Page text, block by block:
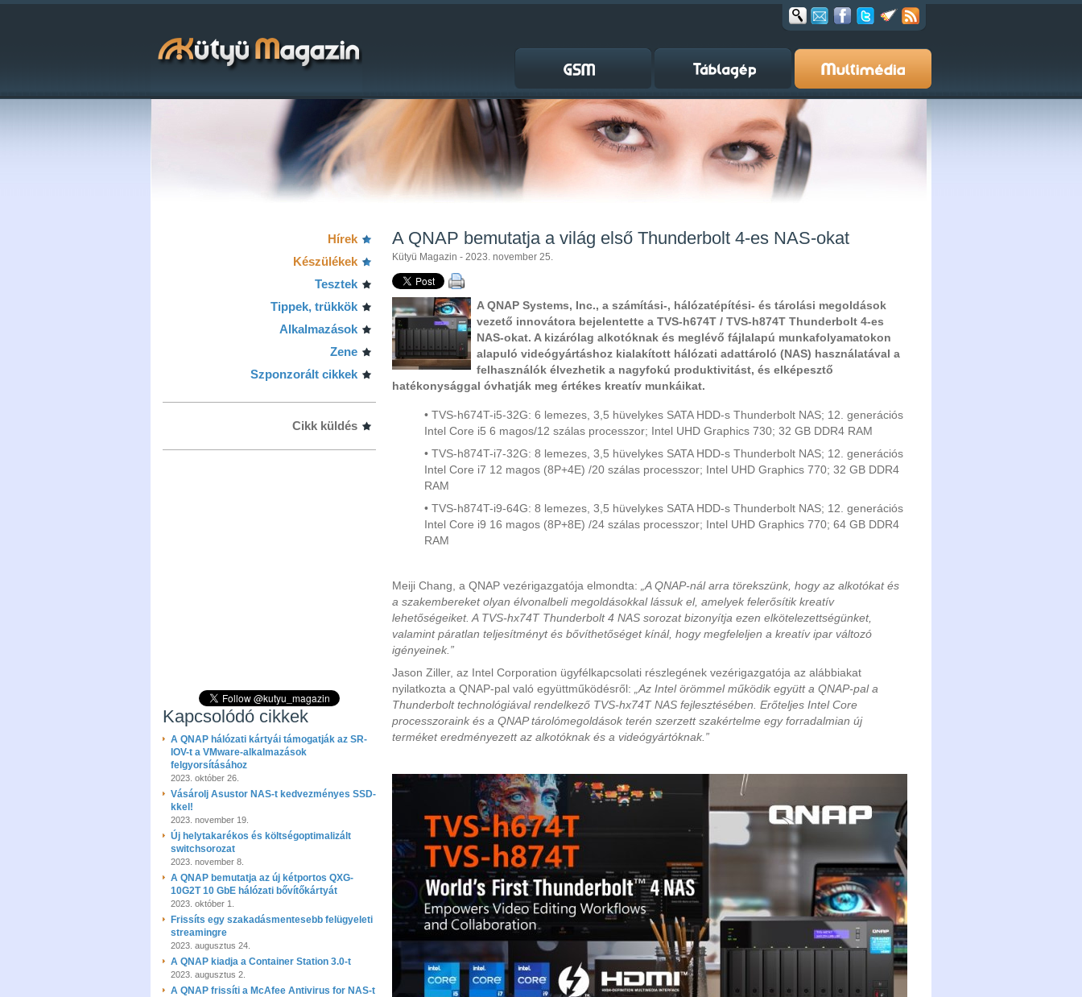
Hírek
Készülékek
Tesztek
Tippek, trükkök
Alkalmazások
Zene
Szponzorált cikkek
Cikk küldés
Kapcsolódó cikkek
A QNAP hálózati kártyái támogatják az SR-
IOV-t a VMware-alkalmazások
felgyorsításához
2023. október 26.
Vásárolj Asustor NAS-t kedvezményes SSD-
kkel!
2023. november 19.
Új helytakarékos és költségoptimalizált
switchsorozat
2023. november 8.
A QNAP bemutatja az új kétportos QXG-
10G2T 10 GbE hálózati bővítőkártyát
2023. október 1.
Frissíts egy szakadásmentesebb felügyeleti
streamingre
2023. augusztus 24.
A QNAP kiadja a Container Station 3.0-t
2023. augusztus 2.
A QNAP frissíti a McAfee Antivirus for NAS-t
A QNAP bemutatja a világ első Thunderbolt 4-es NAS-okat
Kütyü Magazin - 2023. november 25.
A QNAP Systems, Inc., a számítási-, hálózatépítési- és tárolási megoldások
vezető innovátora bejelentette a TVS-h674T / TVS-h874T Thunderbolt 4-es
NAS-okat. A kizárólag alkotóknak és meglévő fájlalapú munkafolyamatokon
alapuló videógyártáshoz kialakított hálózati adattároló (NAS) használatával a
felhasználók élvezhetik a nagyfokú produktivitást, és elképesztő
hatékonysággal óvhatják meg értékes kreatív munkáikat.
• TVS-h674T-i5-32G: 6 lemezes, 3,5 hüvelykes SATA HDD-s Thunderbolt NAS; 12. generációs
Intel Core i5 6 magos/12 szálas processzor; Intel UHD Graphics 730; 32 GB DDR4 RAM
• TVS-h874T-i7-32G: 8 lemezes, 3,5 hüvelykes SATA HDD-s Thunderbolt NAS; 12. generációs
Intel Core i7 12 magos (8P+4E) /20 szálas processzor; Intel UHD Graphics 770; 32 GB DDR4
RAM
• TVS-h874T-i9-64G: 8 lemezes, 3,5 hüvelykes SATA HDD-s Thunderbolt NAS; 12. generációs
Intel Core i9 16 magos (8P+8E) /24 szálas processzor; Intel UHD Graphics 770; 64 GB DDR4
RAM
Meiji Chang, a QNAP vezérigazgatója elmondta:
„A QNAP-nál arra törekszünk, hogy az alkotókat és
a szakembereket olyan élvonalbeli megoldásokkal lássuk el, amelyek felerősítik kreatív
lehetőségeiket. A TVS-hx74T Thunderbolt 4 NAS sorozat bizonyítja ezen elkötelezettségünket,
valamint páratlan teljesítményt és bővíthetőséget kínál, hogy megfeleljen a kreatív ipar változó
igényeinek.”
Jason Ziller, az Intel Corporation ügyfélkapcsolati részlegének vezérigazgatója az alábbiakat
nyilatkozta a QNAP-pal való együttműködésről:
„Az Intel örömmel működik együtt a QNAP-pal a
Thunderbolt technológiával rendelkező TVS-hx74T NAS fejlesztésében. Erőteljes Intel Core
processzoraink és a QNAP tárolómegoldások terén szerzett szakértelme egy forradalmian új
terméket eredményezett az alkotóknak és a videógyártóknak.”